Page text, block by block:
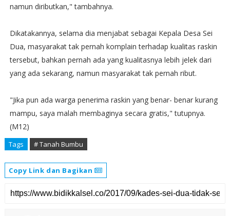
namun diributkan," tambahnya.
Dikatakannya, selama dia menjabat sebagai Kepala Desa Sei
Dua, masyarakat tak pernah komplain terhadap kualitas raskin
tersebut, bahkan pernah ada yang kualitasnya lebih jelek dari
yang ada sekarang, namun masyarakat tak pernah ribut.
"Jika pun ada warga penerima raskin yang benar- benar kurang
mampu, saya malah membaginya secara gratis," tutupnya.
(M12)
Tags # Tanah Bumbu
Copy Link dan Bagikan